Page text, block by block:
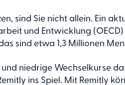
sind Sie nicht allein. Ein
und Entwicklung (OECD)
sind etwa 1,3 Millionen
niedrige Wechselkurse
ins Spiel. Mit Remitly